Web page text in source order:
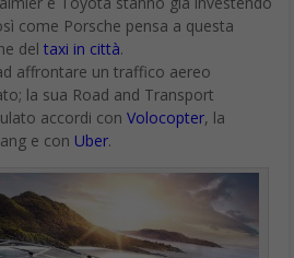
fino ad oggi prevede 1 TB sarà
a 2 TB quando Google One sarà
stato sottoscritto l’abbonamento,
né costi aggiuntivi.
manterranno lo stesso costo
di benefici aggiuntivi che al
Drive, non sono ancora